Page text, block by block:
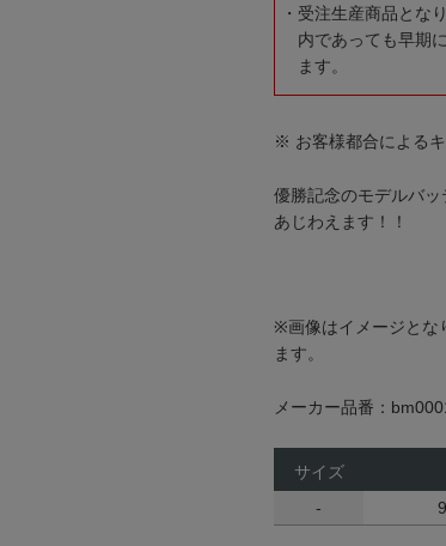
受注生産商品とな
内であっても早期
ます。
※ お客様都合による
優勝記念のモデルバ
あじわえます！！
※画像はイメージとな
ます。
メーカー品番：
サイズ
-